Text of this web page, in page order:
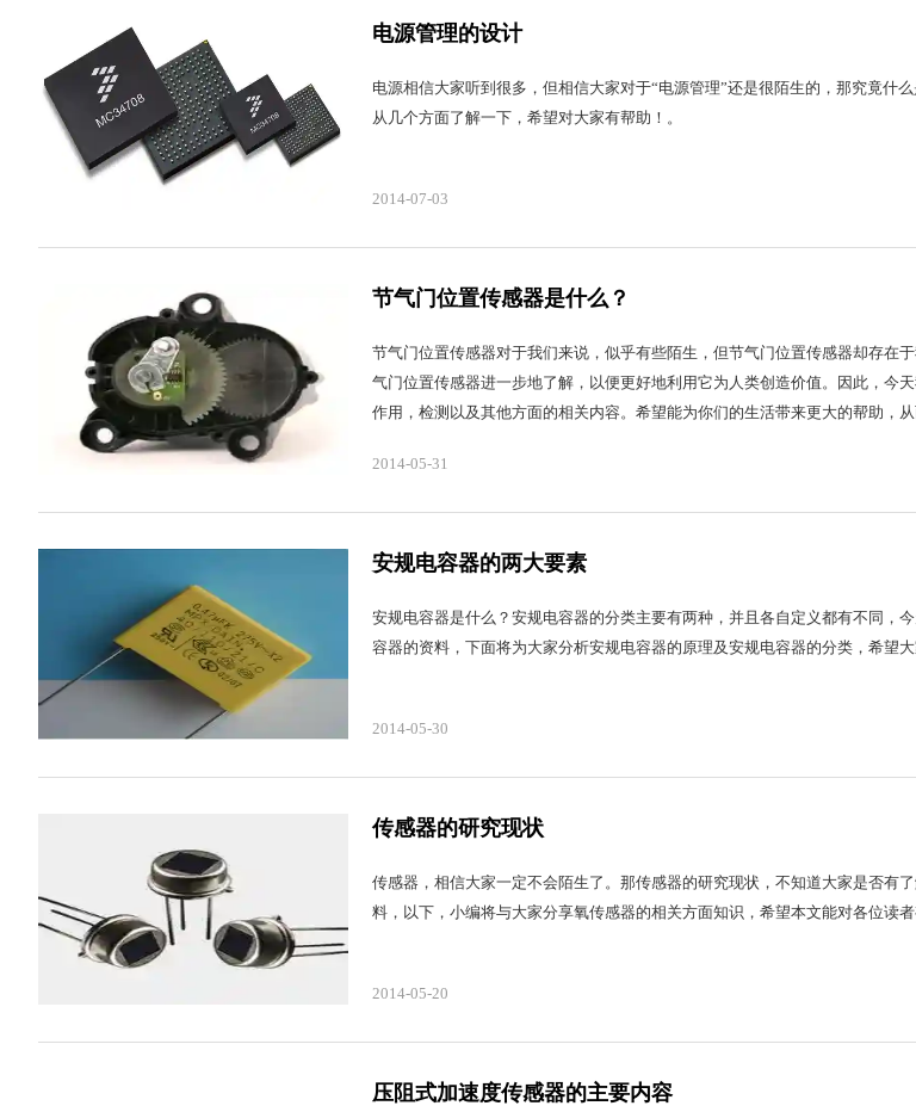
电源管理的设计
电源相信大家听到很多，但相信大家对于“电源管理”还是很陌生的，那究竟什
从几个方面了解一下，希望对大家有帮助！。
2014-07-03
节气门位置传感器是什么？
节气门位置传感器对于我们来说，似乎有些陌生，但节气门位置传感器却存在
气门位置传感器进一步地了解，以便更好地利用它为人类创造价值。因此，今
作用，检测以及其他方面的相关内容。希望能为你们的生活带来更大的帮助，从
2014-05-31
安规电容器的两大要素
安规电容器是什么？安规电容器的分类主要有两种，并且各自定义都有不同，
容器的资料，下面将为大家分析安规电容器的原理及安规电容器的分类，希望
2014-05-30
传感器的研究现状
传感器，相信大家一定不会陌生了。那传感器的研究现状，不知道大家是否有
料，以下，小编将与大家分享氧传感器的相关方面知识，希望本文能对各位读者
2014-05-20
压阻式加速度传感器的主要内容